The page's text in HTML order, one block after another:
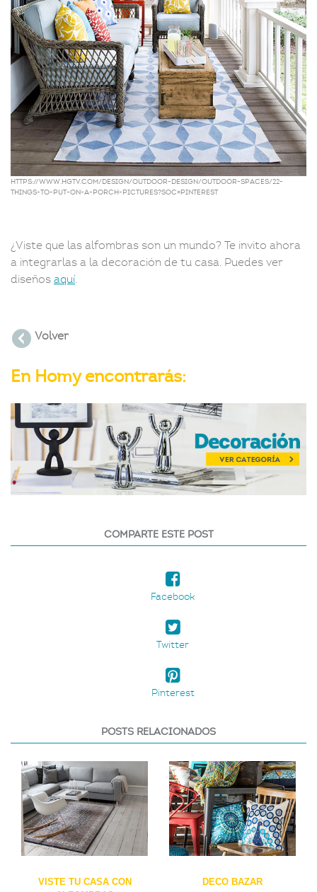
https://www.hgtv.com/design/outdoor-design/outdoor-spaces/22-
things-to-put-on-a-porch-pictures?soc=pinterest
¿Viste que las alfombras son un mundo? Te invito ahora
a integrarlas a la decoración de tu casa. Puedes ver
diseñosaquí.
Volver
En Homy encontrarás:
COMPARTE ESTE POST
Facebook
Twitter
Pinterest
POSTS RELACIONADOS
VISTE TU CASA CON
DECO BAZAR